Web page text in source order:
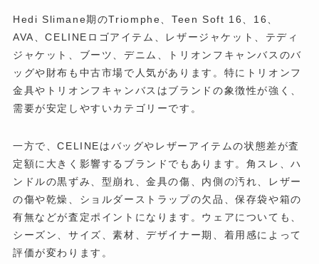
Hedi Slimane期のTriomphe、Teen Soft 16、16、
AVA、CELINEロゴアイテム、レザージャケット、テディ
ジャケット、ブーツ、デニム、トリオンフキャンバスのバ
ッグや財布も中古市場で人気があります。特にトリオンフ
金具やトリオンフキャンバスはブランドの象徴性が強く、
需要が安定しやすいカテゴリーです。
一方で、CELINEはバッグやレザーアイテムの状態差が査
定額に大きく影響するブランドでもあります。角スレ、ハ
ンドルの黒ずみ、型崩れ、金具の傷、内側の汚れ、レザー
の傷や乾燥、ショルダーストラップの欠品、保存袋や箱の
有無などが査定ポイントになります。ウェアについても、
シーズン、サイズ、素材、デザイナー期、着用感によって
評価が変わります。